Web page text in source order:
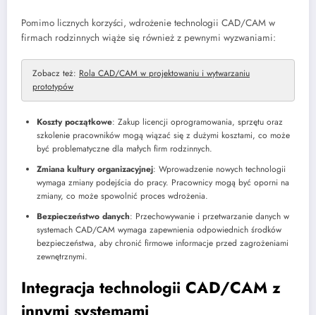
Pomimo licznych korzyści, wdrożenie technologii CAD/CAM w
firmach rodzinnych wiąże się również z pewnymi wyzwaniami:
Zobacz też: Rola CAD/CAM w projektowaniu i wytwarzaniu
prototypów
Koszty początkowe: Zakup licencji oprogramowania, sprzętu oraz
szkolenie pracowników mogą wiązać się z dużymi kosztami, co może
być problematyczne dla małych firm rodzinnych.
Zmiana kultury organizacyjnej: Wprowadzenie nowych technologii
wymaga zmiany podejścia do pracy. Pracownicy mogą być oporni na
zmiany, co może spowolnić proces wdrożenia.
Bezpieczeństwo danych: Przechowywanie i przetwarzanie danych w
systemach CAD/CAM wymaga zapewnienia odpowiednich środków
bezpieczeństwa, aby chronić firmowe informacje przed zagrożeniami
zewnętrznymi.
Integracja technologii CAD/CAM z